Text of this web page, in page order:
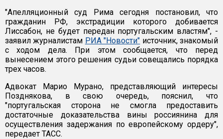
"Апелляционный суд Рима сегодня постановил, что
гражданин РФ, экстрадиции которого добивается
Лиссабон, не будет передан португальским властям", -
заявил журналистам РИА "Новости" источник, знакомый
с ходом дела. При этом сообщается, что перед
вынесением этого решения судьи совещались порядка
трех часов.
Адвокат Марио Мурано, представляющий интересы
Позднякова, в свою очередь, пояснил, что
"португальская сторона не смогла предоставить
достаточные доказательства вины россиянина для
осуществления задержания по европейскому ордеру",
передает ТАСС.